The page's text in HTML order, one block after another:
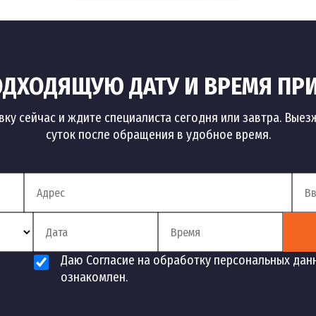
ДАТУ И ВРЕМЯ
сейчас и ждите специалиста сегодня или завтра.
суток после обращения в удобное время.
Даю Согласие на обработку персональных
ознакомлен.